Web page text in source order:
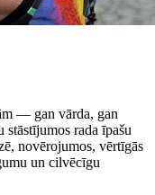
— gan vārda, gan
rada īpašu
novērojumos, vērtīgās
un cilvēcīgu